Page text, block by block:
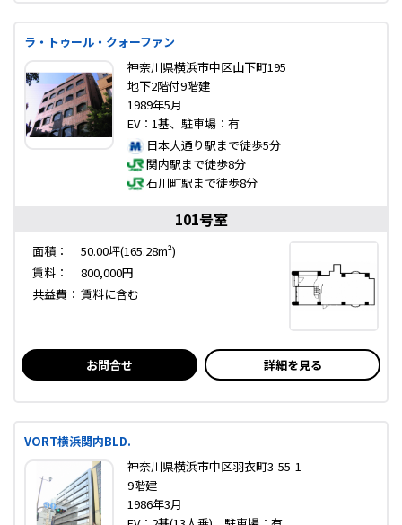
ラ・トゥール・クォーファン
神奈川県横浜市中区山下町195
地下2階付9階建
1989年5月
EV：1基、駐車場：有
日本大通り駅まで徒歩5分
関内駅まで徒歩8分
石川町駅まで徒歩8分
101号室
面積：
50.00坪(165.28m²)
賃料：
800,000円
共益費： 賃料に含む
お問合せ 詳細を見る
VORT横浜関内BLD.
神奈川県横浜市中区羽衣町3-55-1
9階建
1986年3月